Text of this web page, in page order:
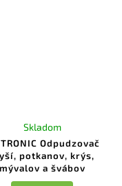
Odpudzovač
potkanov, krýs,
mývalov a švábov
Skladom